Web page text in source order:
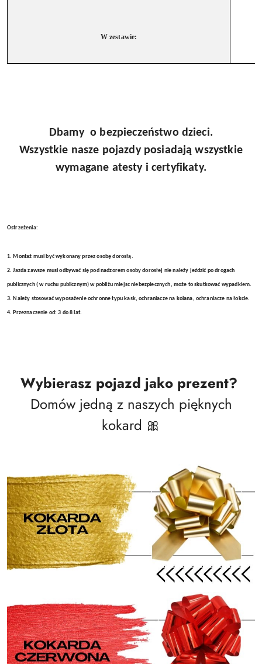
W zestawie:
Dbamy o bezpieczeństwo dzieci.
Wszystkie nasze pojazdy posiadają wszystkie
wymagane atesty i certyfikaty.
Ostrzeżenia:
1. Montaż musi być wykonany przez osobę dorosłą.
2. Jazda zawsze musi odbywać się pod nadzorem osoby dorosłej nie należy jeździć po drogach
publicznych ( w ruchu publicznym) w pobliżu miejsc niebezpiecznych, może to skutkować wypadkiem.
3. Należy stosować wyposażenie ochronne typu kask, ochraniacze na kolana, ochraniacze na łokcie.
4. Przeznaczenie od: 3 do 8 lat.
Wybierasz pojazd jako prezent?
Domów jedną z naszych pięknych
kokard 🎀